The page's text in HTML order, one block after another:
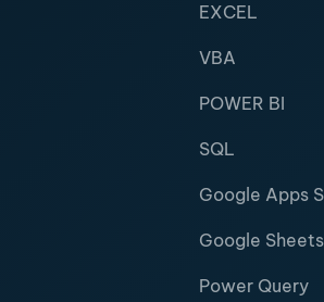
EXCEL
VBA
POWER BI
SQL
Google Apps
Google Sheets
Power Query